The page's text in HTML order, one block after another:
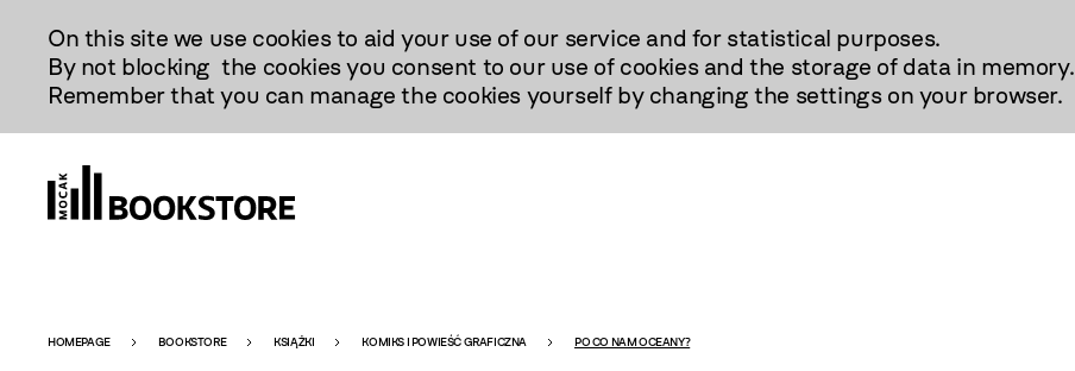
Treści
On this site we use cookies to aid your use of our service and for statistical purposes.
By not blocking the cookies you consent to our use of cookies and the storage of data in memory.
Remember that you can manage the cookies yourself by changing the settings on your browser.
HOMEPAGE BOOKSTORE KSIĄŻKI KOMIKS I POWIEŚĆ GRAFICZNA PO CO NAM OCEANY?